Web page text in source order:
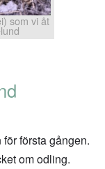
som vi åt
första gången.
om odling.